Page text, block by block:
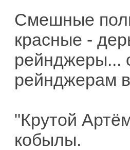
Смешные
красные -
рейнджеры...
рейнджерам
"Крутой
кобылы.